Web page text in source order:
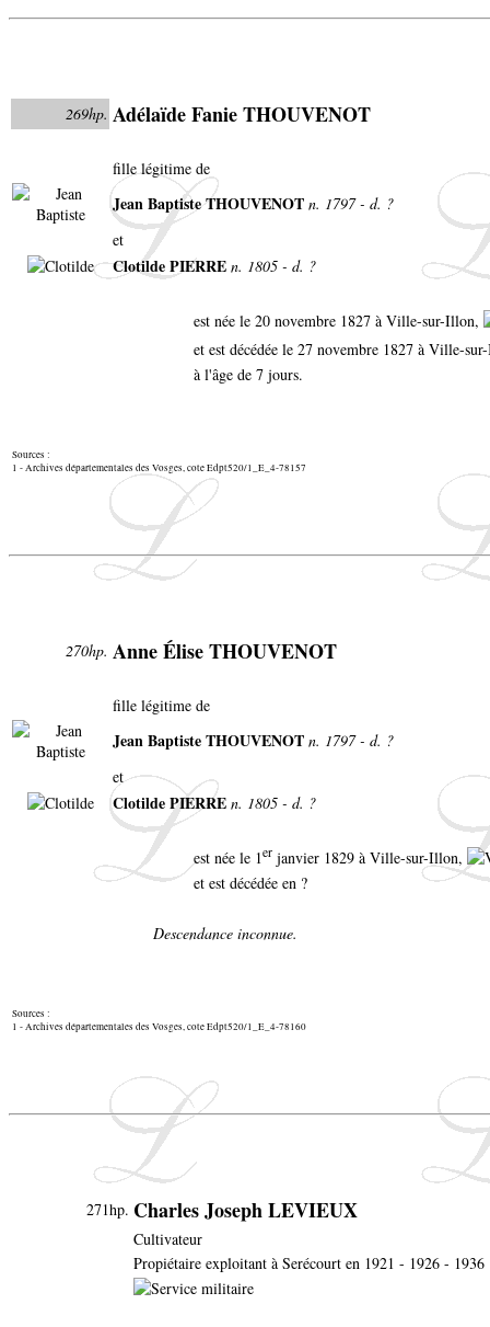
269hp. Adélaïde Fanie THOUVENOT
fille légitime de
Jean Baptiste THOUVENOT n. 1797 - d. ?
et
Clotilde PIERRE n. 1805 - d. ?
est née le 20 novembre 1827 à Ville-sur-Illon,
et est décédée le 27 novembre 1827 à Ville-
à l'âge de 7 jours.
Sources :
1 - Archives départementales des Vosges, cote Edpt520/1_E_4-78157
270hp. Anne Élise THOUVENOT
fille légitime de
Jean Baptiste THOUVENOT n. 1797 - d. ?
et
Clotilde PIERRE n. 1805 - d. ?
est née le 1er janvier 1829 à Ville-sur-Illon,
et est décédée en ?
Descendance inconnue.
Sources :
1 - Archives départementales des Vosges, cote Edpt520/1_E_4-78160
271hp. Charles Joseph LEVIEUX
Cultivateur
Propiétaire exploitant à Serécourt en 1921 - 1926 - 1936